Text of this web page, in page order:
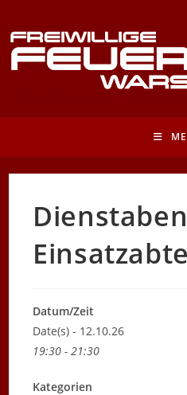
Inhalt
springen
Datum/Zeit
Date(s) - 12.10.26
19:30 - 21:30
Kategorien